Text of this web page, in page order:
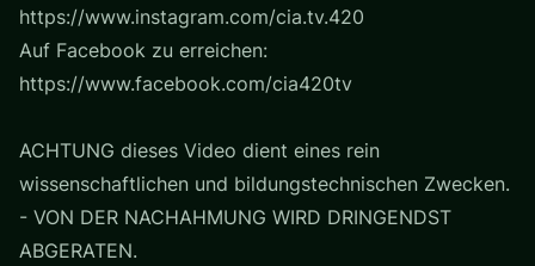
https://www.instagram.com/cia.tv.420
Auf Facebook zu erreichen:
https://www.facebook.com/cia420tv
ACHTUNG dieses Video dient eines rein
wissenschaftlichen und bildungstechnischen Zwecken.
- VON DER NACHAHMUNG WIRD DRINGENDST
ABGERATEN.